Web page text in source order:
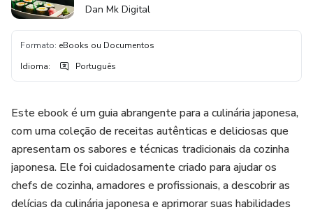
Dan Mk Digital
Formato: eBooks ou Documentos
Idioma: Português
Este ebook é um guia abrangente para a culinária japonesa,
com uma coleção de receitas autênticas e deliciosas que
apresentam os sabores e técnicas tradicionais da cozinha
japonesa. Ele foi cuidadosamente criado para ajudar os
chefs de cozinha, amadores e profissionais, a descobrir as
delícias da culinária japonesa e aprimorar suas habilidades